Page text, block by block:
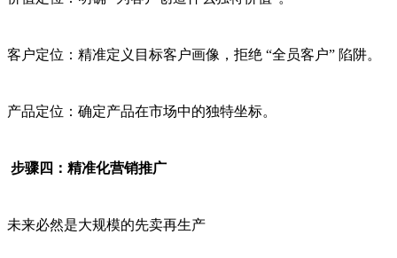
客户定位：精准定义目标客户画像，拒绝 “全员客户” 陷阱。
产品定位：确定产品在市场中的独特坐标。
步骤四：精准化营销推广
未来必然是大规模的先卖再生产